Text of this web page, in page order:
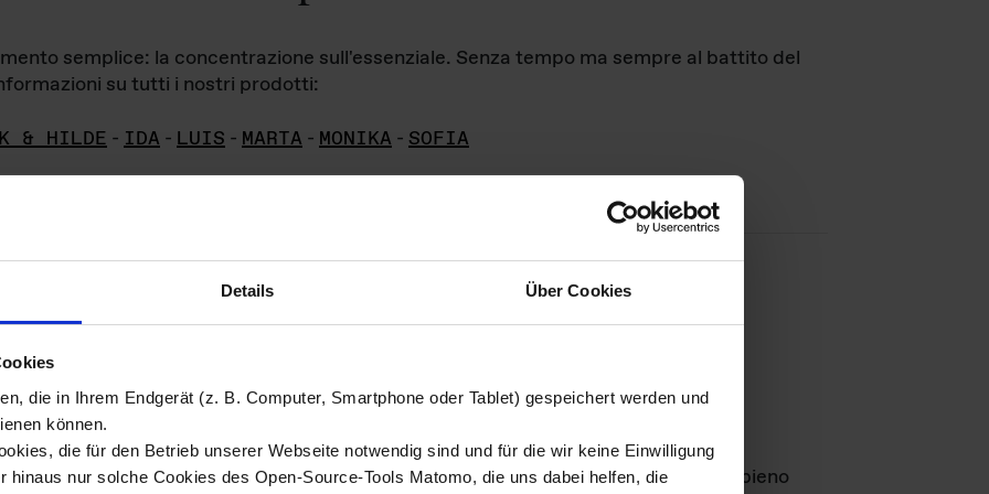
Details Über Cookies
die in Ihrem Endgerät (z. B. Computer, Smartphone oder Tablet) gespeichert werden und
können.
die für den Betrieb unserer Webseite notwendig sind und für die wir keine Einwilligung
hinaus nur solche Cookies des Open-Source-Tools Matomo, die uns dabei helfen, die
semplice: la concentrazione sull'essenziale. Senza tempo ma sempre al battito del
su tutti i nostri prodotti:
& HILDE - IDA - LUIS - MARTA - MONIKA - SOFIA
di immagini
materiale fotografico sono detenuti daDas ganze LebenGmbH e rimangono in pieno